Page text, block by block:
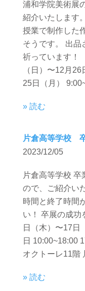
浦和学院美術展
紹介いたします
授業で制作した
そうです。 出品
祈っています！
（日）〜12月
25日（月）
» 読む
片倉高等学校
2023/12/05
片倉高等学校 卒
ので、ご紹介い
時間と終了時間
い！ 卒展の成功
日（木）〜17日
日 10:00~18:00
オクトーレ11階
» 読む